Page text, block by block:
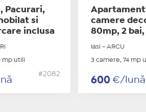
Pacurari,
si
inclusa
mp utili
#2082
Apartament
camere
80mp, 2
Iasi - ARCU
3 camere, 74 mp
600€/lună